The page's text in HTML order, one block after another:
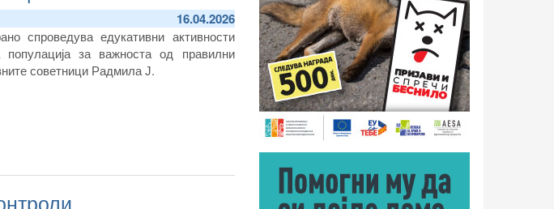
16.04.2026
спроведува едукативни активности
за важноста од правилни
советници Радмила Ј.